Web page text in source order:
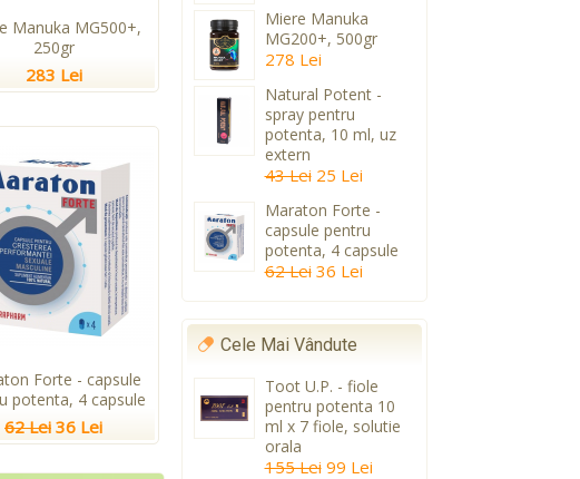
Manuka MG500+,
250gr
283 Lei
Forte - capsule
potenta, 4 capsule
62 Lei 36 Lei
Miere Manuka
MG200+, 500gr
278 Lei
Natural Potent -
spray pentru
potenta, 10 ml, uz
extern
43 Lei 25 Lei
Maraton Forte -
capsule pentru
potenta, 4 capsule
62 Lei 36 Lei
Cele Mai Vândute
Toot U.P. - fiole
pentru potenta 10
ml x 7 fiole, solutie
orala
155 Lei 99 Lei